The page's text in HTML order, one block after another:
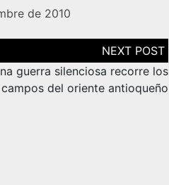
de 2010
guerra silenciosa recorre los
campos del oriente antioqueño